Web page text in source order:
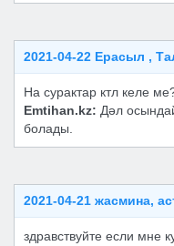
2021-04-22 Ерасыл ,
На сурактар ктл келе
Emtihan.kz: Дәл
болады.
2021-04-21 жасмина,
здравствуйте если мне